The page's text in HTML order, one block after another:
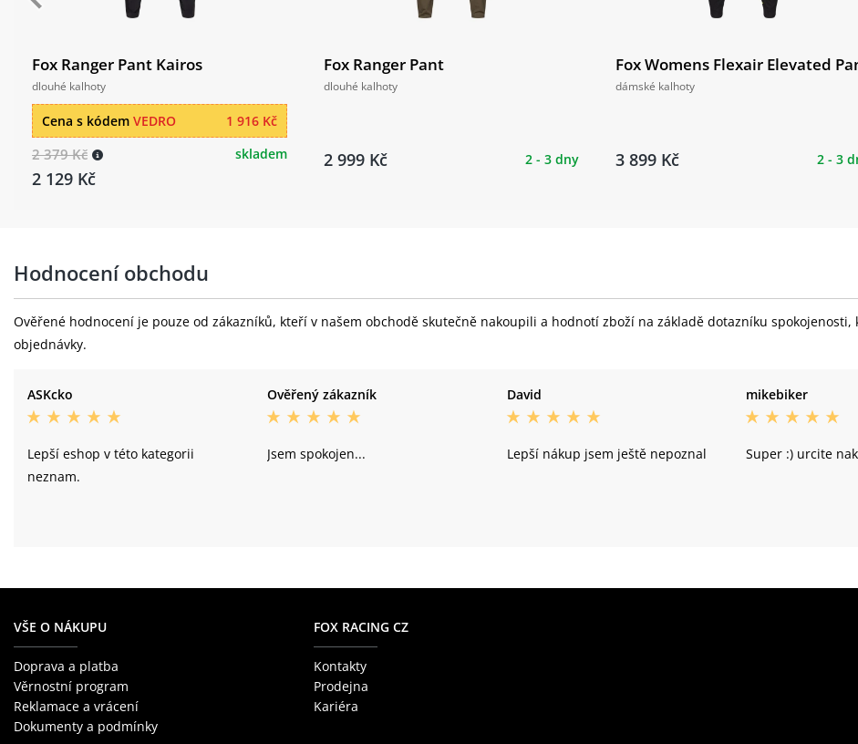
Fox Ranger Pant Kairos
dlouhé kalhoty
1 916 Kč
Cena s kódem VEDRO
2 379 Kč
2 129 Kč
skladem
Fox Ranger Pant
dlouhé kalhoty
2 999 Kč 2 - 3 dny
Fox Womens Flexair Elevated
dámské kalhoty
3 899 Kč 2 - 3
Hodnocení obchodu
Ověřené hodnocení je pouze od zákazníků, kteří v našem obchodě skutečně nakoupili a hodnotí zboží na základě dotazníku
objednávky.
ASKcko
Lepší eshop v této kategorii
neznam.
Ověřený zákazník
Jsem spokojen...
David
Lepší nákup jsem ještě nepoznal
mikebiker
Super :) urcite
VŠE O NÁKUPU
Doprava a platba
Věrnostní program
Reklamace a vrácení
Dokumenty a podmínky
FOX RACING CZ
Kontakty
Prodejna
Kariéra